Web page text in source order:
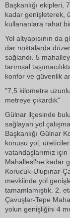
Başkanlığı ekipleri,
kadar genişleterek,
kullananlara rahat
Yol altyapısının da
dar noktalarda
sağlandı. 5
tarımsal
konfor ve güvenlik
"7,5 kilometre
metreye çıkardık"
Gülnar ilçesinde
sağlayan yol
Başkanlığı Gülnar
konusu yol,
vatandaşlarımız
Mahallesi'ne kadar
Korucuk-Ulupınar-
mevkiinde yol
tamamlamıştık. 2.
Çavuşlar-Tepe
yolun genişliğini 4